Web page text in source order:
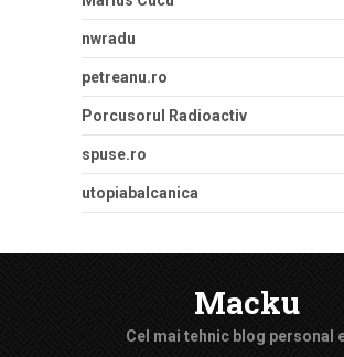
nwradu
petreanu.ro
Porcusorul Radioactiv
spuse.ro
utopiabalcanica
Macku
Cel mai tehnic blog personal